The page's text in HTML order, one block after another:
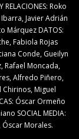
Roko
Javier Adrián
Márquez DATOS:
Fabiola Rojas
Conde, Gueilyn
Rafael Moncada,
Alfredo Piñero,
Chirinos, Miguel
Óscar Ormeño
SOCIAL MEDIA:
Morales.